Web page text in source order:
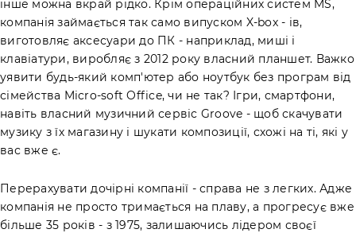
інше можна вкрай рідко. Крім операційних систем MS,
компанія займається так само випуском X-box - ів,
виготовляє аксесуари до ПК - наприклад, миші і
клавіатури, виробляє з 2012 року власний планшет. Важко
уявити будь-який комп'ютер або ноутбук без програм від
сімейства Micro-soft Office, чи не так? Ігри, смартфони,
навіть власний музичний сервіс Groove - щоб скачувати
музику з їх магазину і шукати композиції, схожі на ті, які у
вас вже є.
Перерахувати дочірні компанії - справа не з легких. Адже
компанія не просто тримається на плаву, а прогресує вже
більше 35 років - з 1975, залишаючись лідером своєї